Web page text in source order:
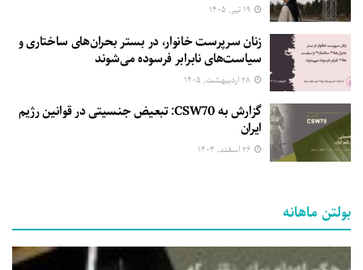
زنان سرپرست خانوار، در بستر بحران‌های ساختاری و
سیاست‌های نابرابر فرسوده می‌شوند
گزارش به CSW70: تبعیض جنسیتی در قوانین رژیم
ایران
بولتن ماهانه